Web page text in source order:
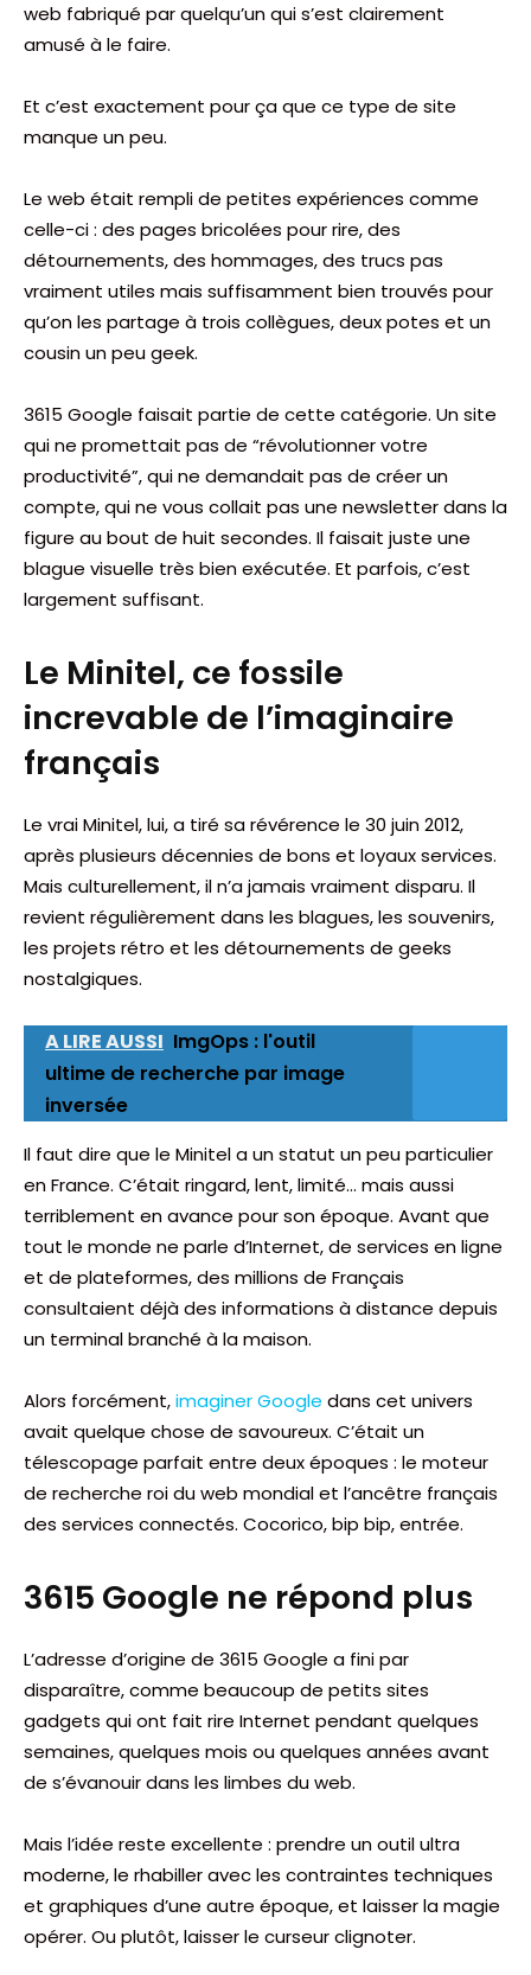
web fabriqué par quelqu’un qui s’est clairement
amusé à le faire.
Et c’est exactement pour ça que ce type de site
manque un peu.
Le web était rempli de petites expériences comme
celle-ci : des pages bricolées pour rire, des
détournements, des hommages, des trucs pas
vraiment utiles mais suffisamment bien trouvés pour
qu’on les partage à trois collègues, deux potes et un
cousin un peu geek.
3615 Google faisait partie de cette catégorie. Un site
qui ne promettait pas de “révolutionner votre
productivité”, qui ne demandait pas de créer un
compte, qui ne vous collait pas une newsletter dans la
figure au bout de huit secondes. Il faisait juste une
blague visuelle très bien exécutée. Et parfois, c’est
largement suffisant.
Le Minitel, ce fossile
increvable de l’imaginaire
français
Le vrai Minitel, lui, a tiré sa révérence le 30 juin 2012,
après plusieurs décennies de bons et loyaux services.
Mais culturellement, il n’a jamais vraiment disparu. Il
revient régulièrement dans les blagues, les souvenirs,
les projets rétro et les détournements de geeks
nostalgiques.
A LIRE AUSSI ImgOps : l'outil
ultime de recherche par image
inversée
Il faut dire que le Minitel a un statut un peu particulier
en France. C’était ringard, lent, limité… mais aussi
terriblement en avance pour son époque. Avant que
tout le monde ne parle d’Internet, de services en ligne
et de plateformes, des millions de Français
consultaient déjà des informations à distance depuis
un terminal branché à la maison.
Alors forcément,imaginer Google dans cet univers
avait quelque chose de savoureux. C’était un
télescopage parfait entre deux époques : le moteur
de recherche roi du web mondial et l’ancêtre français
des services connectés. Cocorico, bip bip, entrée.
3615 Google ne répond plus
L’adresse d’origine de 3615 Google a fini par
disparaître, comme beaucoup de petits sites
gadgets qui ont fait rire Internet pendant quelques
semaines, quelques mois ou quelques années avant
de s’évanouir dans les limbes du web.
Mais l’idée reste excellente : prendre un outil ultra
moderne, le rhabiller avec les contraintes techniques
et graphiques d’une autre époque, et laisser la magie
opérer. Ou plutôt, laisser le curseur clignoter.